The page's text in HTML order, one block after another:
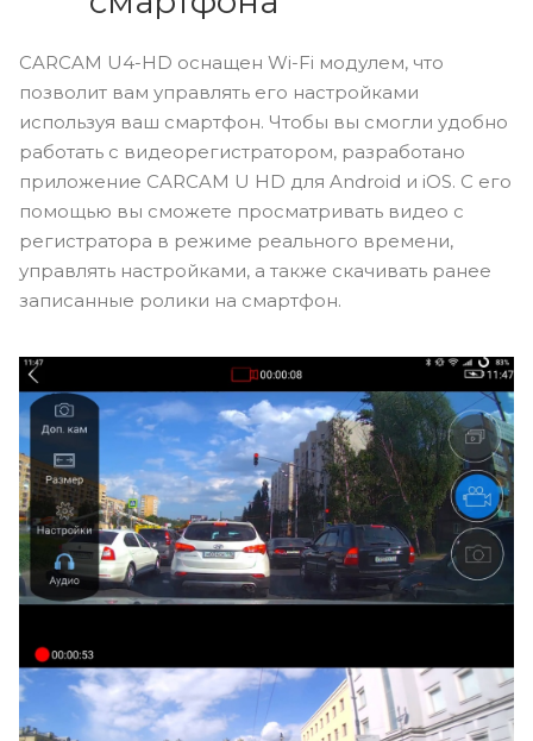
CARCAM U4-HD оснащен Wi-Fi модулем, что
позволит вам управлять его настройками
используя ваш смартфон. Чтобы вы смогли удобно
работать с видеорегистратором, разработано
приложение CARCAM U HD для Android и iOS. С его
помощью вы сможете просматривать видео с
регистратора в режиме реального времени,
управлять настройками, а также скачивать ранее
записанные ролики на смартфон.